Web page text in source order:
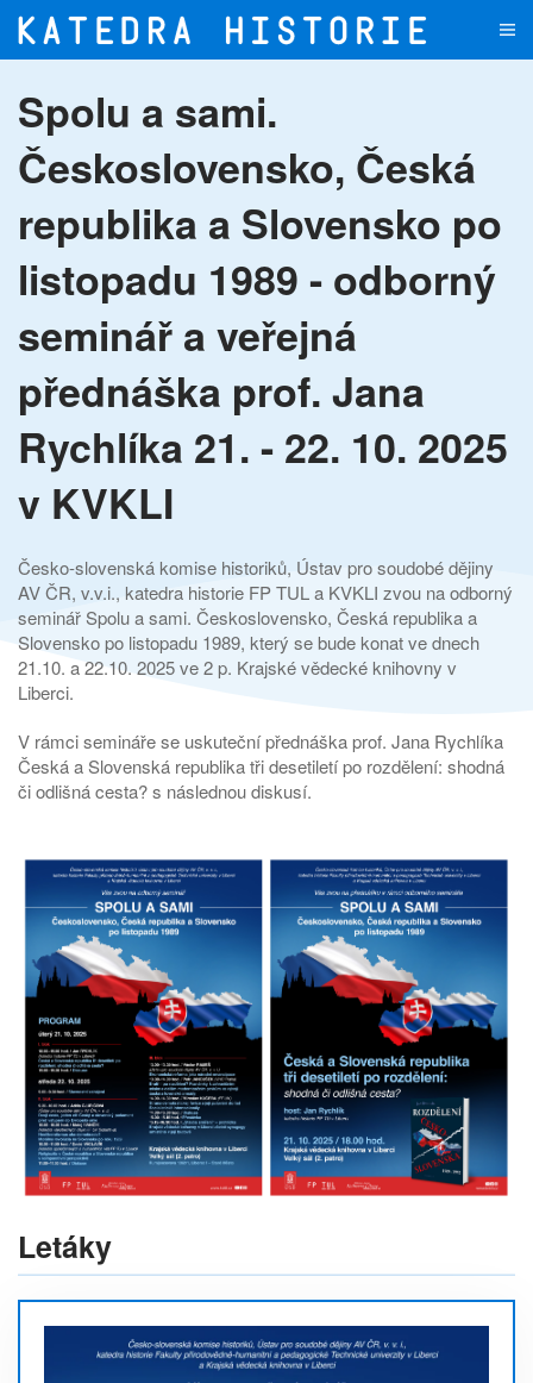
Přejít na hlavní obsah
Spolu a sami.
Československo, Česká
republika a Slovensko po
listopadu 1989 - odborný
seminář a veřejná
přednáška prof. Jana
Rychlíka 21. - 22. 10. 2025
v KVKLI
Česko-slovenská komise historiků, Ústav pro soudobé dějiny
AV ČR, v.v.i., katedra historie FP TUL a KVKLI zvou na odborný
seminář Spolu a sami. Československo, Česká republika a
Slovensko po listopadu 1989, který se bude konat ve dnech
21.10. a 22.10. 2025 ve 2 p. Krajské vědecké knihovny v
Liberci.
V rámci semináře se uskuteční přednáška prof. Jana Rychlíka
Česká a Slovenská republika tři desetiletí po rozdělení: shodná
či odlišná cesta? s následnou diskusí.
Letáky